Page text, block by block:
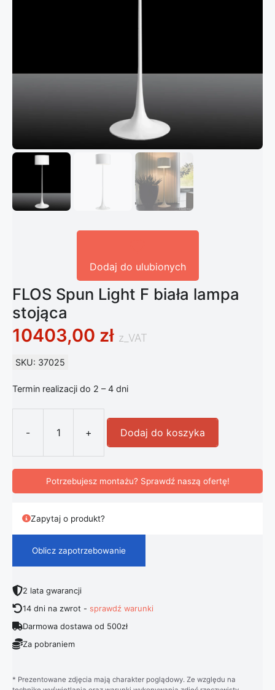
Dodaj do ulubionych
FLOS Spun Light F biała lampa
stojąca
10403,00 zł z_VAT
SKU: 37025
Termin realizacji do 2 – 4 dni
-
ilość FLOS Spun Light F biała
+ Dodaj do koszyka
Potrzebujesz montażu? Sprawdź naszą ofertę!
Zapytaj o produkt?
Oblicz zapotrzebowanie
2 lata gwarancji
14 dni na zwrot -sprawdź warunki
Darmowa dostawa od 500zł
Za pobraniem
* Prezentowane zdjęcia mają charakter poglądowy. Ze względu na